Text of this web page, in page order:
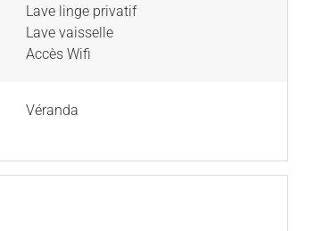
Lave linge privatif
Lave vaisselle
Accès Wifi
Véranda